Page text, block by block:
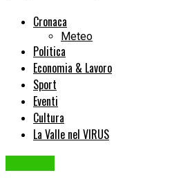
Cronaca
Meteo
Politica
Economia & Lavoro
Sport
Eventi
Cultura
La Valle nel VIRUS